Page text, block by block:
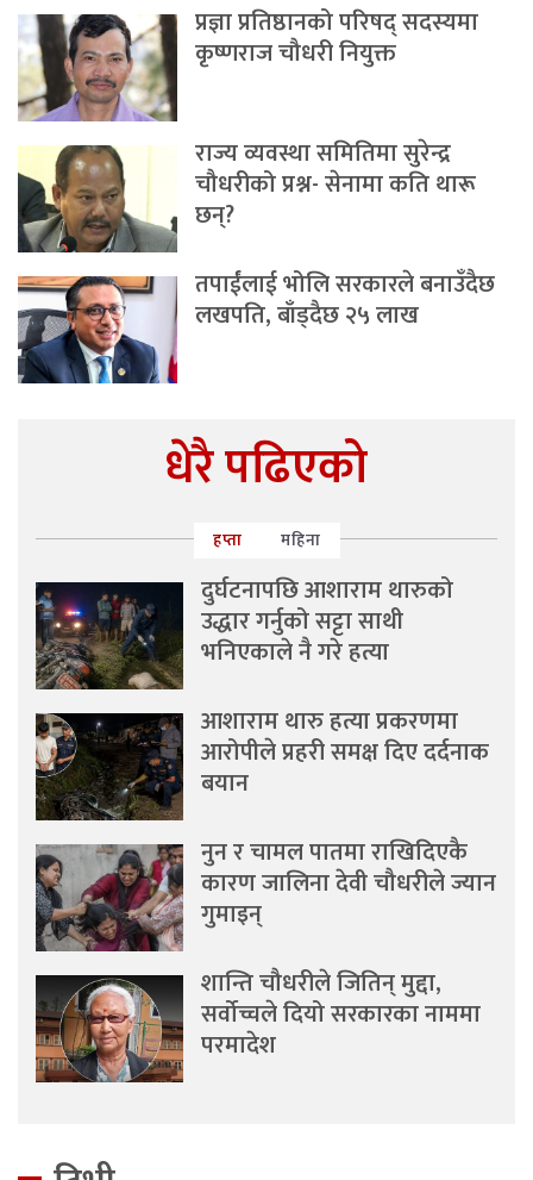
प्रज्ञा प्रतिष्ठानको परिषद् सदस्यमा
कृष्णराज चौधरी नियुक्त
राज्य व्यवस्था समितिमा सुरेन्द्र
चौधरीको प्रश्न- सेनामा कति थारू
छन्?
तपाईंलाई भोलि सरकारले बनाउँदैछ
लखपति, बाँड्दैछ २५ लाख
धेरै पढिएको
हप्ता महिना
दुर्घटनापछि आशाराम थारुको
उद्धार गर्नुको सट्टा साथी
भनिएकाले नै गरे हत्या
आशाराम थारु हत्या प्रकरणमा
आरोपीले प्रहरी समक्ष दिए दर्दनाक
बयान
नुन र चामल पातमा राखिदिएकै
कारण जालिना देवी चौधरीले ज्यान
गुमाइन्
शान्ति चौधरीले जितिन् मुद्दा,
सर्वोच्चले दियो सरकारका नाममा
परमादेश